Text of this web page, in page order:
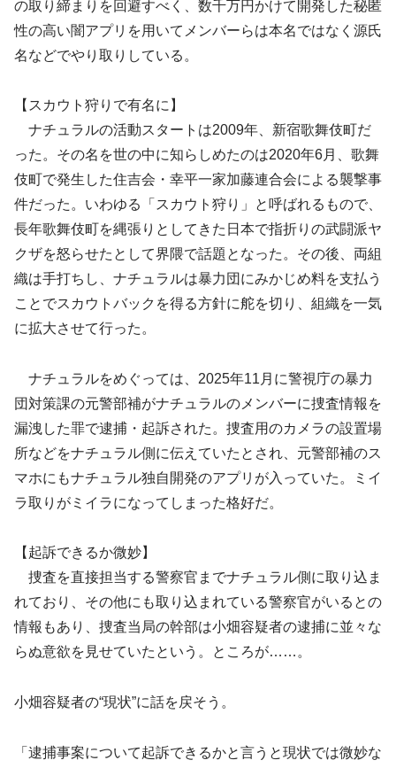
の取り締まりを回避すべく、数千万円かけて開発した秘匿
性の高い闇アプリを用いてメンバーらは本名ではなく源氏
名などでやり取りしている。
【スカウト狩りで有名に】
ナチュラルの活動スタートは2009年、新宿歌舞伎町だ
った。その名を世の中に知らしめたのは2020年6月、歌舞
伎町で発生した住吉会・幸平一家加藤連合会による襲撃事
件だった。いわゆる「スカウト狩り」と呼ばれるもので、
長年歌舞伎町を縄張りとしてきた日本で指折りの武闘派ヤ
クザを怒らせたとして界隈で話題となった。その後、両組
織は手打ちし、ナチュラルは暴力団にみかじめ料を支払う
ことでスカウトバックを得る方針に舵を切り、組織を一気
に拡大させて行った。
ナチュラルをめぐっては、2025年11月に警視庁の暴力
団対策課の元警部補がナチュラルのメンバーに捜査情報を
漏洩した罪で逮捕・起訴された。捜査用のカメラの設置場
所などをナチュラル側に伝えていたとされ、元警部補のス
マホにもナチュラル独自開発のアプリが入っていた。ミイ
ラ取りがミイラになってしまった格好だ。
【起訴できるか微妙】
捜査を直接担当する警察官までナチュラル側に取り込ま
れており、その他にも取り込まれている警察官がいるとの
情報もあり、捜査当局の幹部は小畑容疑者の逮捕に並々な
らぬ意欲を見せていたという。ところが……。
小畑容疑者の“現状”に話を戻そう。
「逮捕事案について起訴できるかと言うと現状では微妙な